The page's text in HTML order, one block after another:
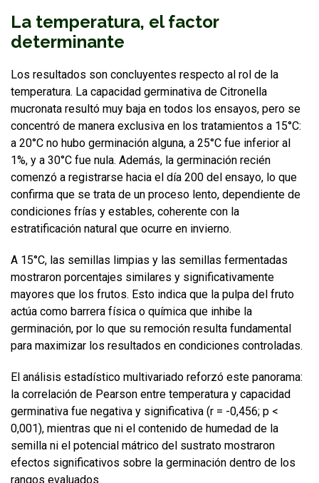
La temperatura, el factor
determinante
Los resultados son concluyentes respecto al rol de la
temperatura. La capacidad germinativa de Citronella
mucronata resultó muy baja en todos los ensayos, pero se
concentró de manera exclusiva en los tratamientos a 15°C:
a 20°C no hubo germinación alguna, a 25°C fue inferior al
1%, y a 30°C fue nula. Además, la germinación recién
comenzó a registrarse hacia el día 200 del ensayo, lo que
confirma que se trata de un proceso lento, dependiente de
condiciones frías y estables, coherente con la
estratificación natural que ocurre en invierno.
A 15°C, las semillas limpias y las semillas fermentadas
mostraron porcentajes similares y significativamente
mayores que los frutos. Esto indica que la pulpa del fruto
actúa como barrera física o química que inhibe la
germinación, por lo que su remoción resulta fundamental
para maximizar los resultados en condiciones controladas.
El análisis estadístico multivariado reforzó este panorama:
la correlación de Pearson entre temperatura y capacidad
germinativa fue negativa y significativa (r = -0,456; p <
0,001), mientras que ni el contenido de humedad de la
semilla ni el potencial mátrico del sustrato mostraron
efectos significativos sobre la germinación dentro de los
rangos evaluados.